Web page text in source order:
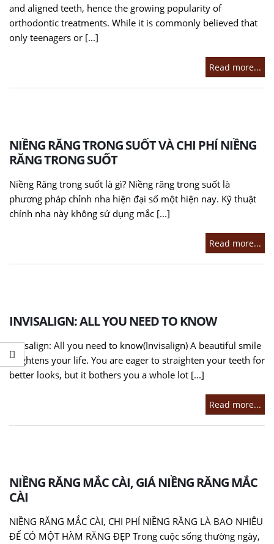
and aligned teeth, hence the growing popularity of
orthodontic treatments. While it is commonly believed that
only teenagers or [...]
Read more...
NIỀNG RĂNG TRONG SUỐT VÀ CHI PHÍ NIỀNG
RĂNG TRONG SUỐT
Niềng Răng trong suốt là gì? Niềng răng trong suốt là
phương pháp chỉnh nha hiện đại số một hiện nay. Kỹ thuật
chỉnh nha này không sử dụng mắc [...]
Read more...
INVISALIGN: ALL YOU NEED TO KNOW
Invisalign: All you need to know(Invisalign) A beautiful smile
brightens your life. You are eager to straighten your teeth for
better looks, but it bothers you a whole lot [...]
Read more...
NIỀNG RĂNG MẮC CÀI, GIÁ NIỀNG RĂNG MẮC
CÀI
NIỀNG RĂNG MẮC CÀI, CHI PHÍ NIỀNG RĂNG LÀ BAO NHIÊU
ĐỂ CÓ MỘT HÀM RĂNG ĐẸP Trong cuộc sống thường ngày,